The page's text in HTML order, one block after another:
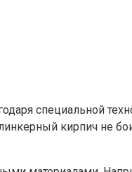
специальной
кирпич не